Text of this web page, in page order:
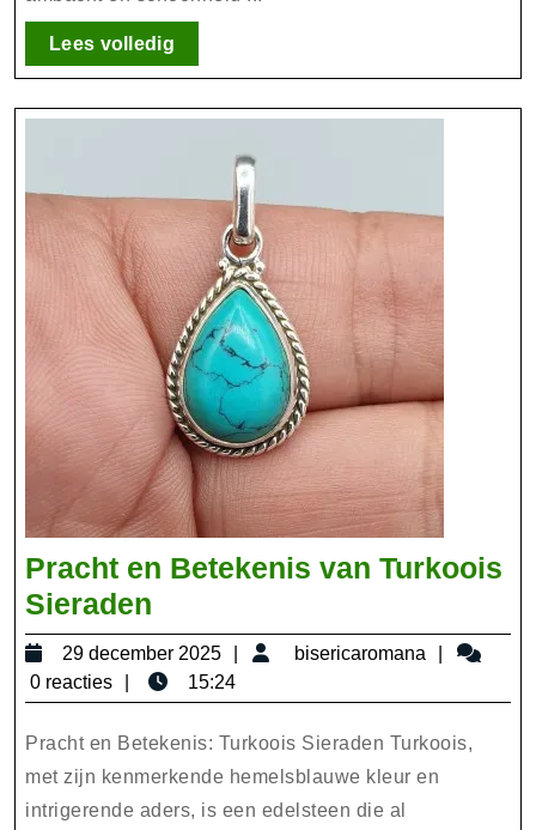
Lees volledigLees
volledig
Pracht en Betekenis van Turkoois
Sieraden
en
Betekenis
van
Turkoois
Sieraden
29 december 2025
29
2025
bisericaromana
0 reacties
15:24
Pracht en Betekenis: Turkoois Sieraden Turkoois,
met zijn kenmerkende hemelsblauwe kleur en
intrigerende aders, is een edelsteen die al